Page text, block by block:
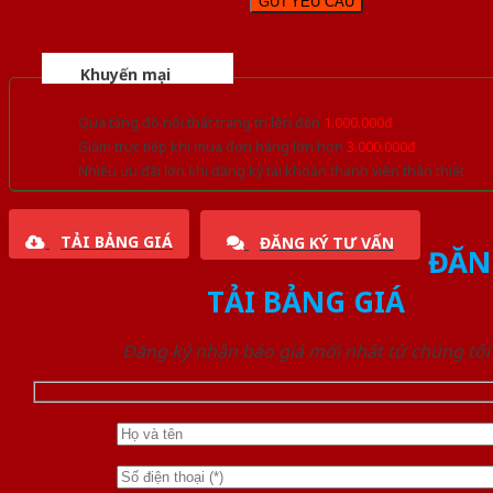
Khuyến mại
Quà tặng đồ nội thất trang trí lên đến 1.000.000đ
Giảm trực tiếp khi mua đơn hàng lớn hơn 3.000.000đ
Nhiều ưu đãi lớn khi đăng ký tài khoản thành viên thân thiết
TẢI BẢNG GIÁ ĐĂNG KÝ TƯ VẤN
TẢI BẢNG GIÁ
Đăng ký nhận báo giá mới nhất từ chúng tôi